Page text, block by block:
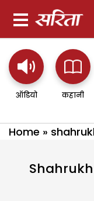
ऑडियो कहानी
Home »